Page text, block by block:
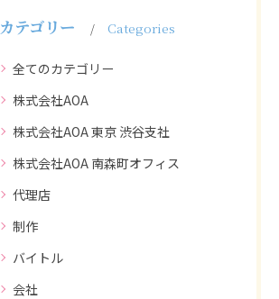
カテゴリー Categories
全てのカテゴリー
株式会社AOA
株式会社AOA 東京 渋谷支社
株式会社AOA 南森町オフィス
代理店
制作
バイトル
会社